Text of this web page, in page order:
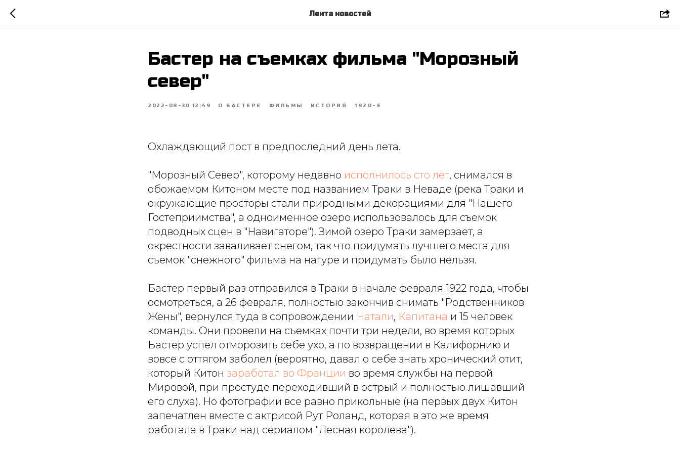
Лента новостей
Бастер на съемках фильма "Морозный
север"
2022-08-30 12:49 О БАСТЕРЕ ФИЛЬМЫ ИСТОРИЯ 1920-Е
Охлаждающий пост в предпоследний день лета.
"Морозный Север", которому недавно исполнилось сто лет, снимался в
обожаемом Китоном месте под названием Траки в Неваде (река Траки и
окружающие просторы стали природными декорациями для "Нашего
Гостеприимства", а одноименное озеро использовалось для съемок
подводных сцен в "Навигаторе"). Зимой озеро Траки замерзает, а
окрестности заваливает снегом, так что придумать лучшего места для
съемок "снежного" фильма на натуре и придумать было нельзя.
Бастер первый раз отправился в Траки в начале февраля 1922 года, чтобы
осмотреться, а 26 февраля, полностью закончив снимать "Родственников
Жены", вернулся туда в сопровождении Натали, Капитана и 15 человек
команды. Они провели на съемках почти три недели, во время которых
Бастер успел отморозить себе ухо, а по возвращении в Калифорнию и
вовсе с оттягом заболел (вероятно, давал о себе знать хронический отит,
который Китон заработал во Франции во время службы на первой
Мировой, при простуде переходивший в острый и полностью лишавший
его слуха). Но фотографии все равно прикольные (на первых двух Китон
запечатлен вместе с актрисой Рут Роланд, которая в это же время
работала в Траки над сериалом "Лесная королева").